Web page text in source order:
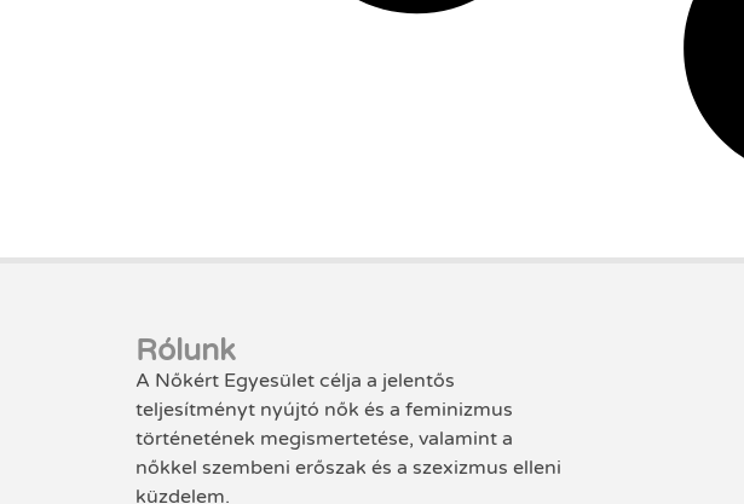
Rólunk
A Nőkért Egyesület célja a jelentős
teljesítményt nyújtó nők és a feminizmus
történetének megismertetése, valamint a
nőkkel szembeni erőszak és a szexizmus elleni
küzdelem.